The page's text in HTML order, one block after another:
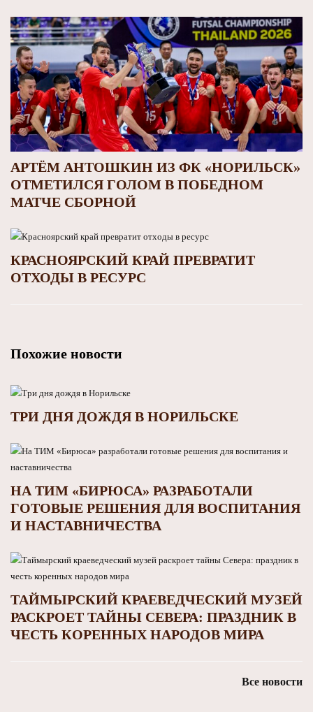
АРТЁМ АНТОШКИН ИЗ ФК «НОРИЛЬСК»
ОТМЕТИЛСЯ ГОЛОМ В ПОБЕДНОМ
МАТЧЕ СБОРНОЙ
КРАСНОЯРСКИЙ КРАЙ ПРЕВРАТИТ
ОТХОДЫ В РЕСУРС
Похожие новости
ТРИ ДНЯ ДОЖДЯ В НОРИЛЬСКЕ
НА ТИМ «БИРЮСА» РАЗРАБОТАЛИ
ГОТОВЫЕ РЕШЕНИЯ ДЛЯ ВОСПИТАНИЯ
И НАСТАВНИЧЕСТВА
ТАЙМЫРСКИЙ КРАЕВЕДЧЕСКИЙ МУЗЕЙ
РАСКРОЕТ ТАЙНЫ СЕВЕРА: ПРАЗДНИК В
ЧЕСТЬ КОРЕННЫХ НАРОДОВ МИРА
Все новости